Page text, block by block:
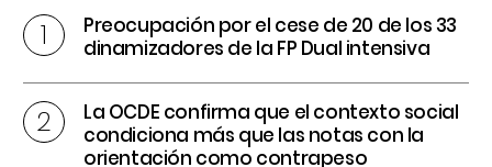
Preocupación por el cese de 20 de los 33
dinamizadores de la FP Dual intensiva
La OCDE confirma que el contexto social
condiciona más que las notas con la
orientación como contrapeso